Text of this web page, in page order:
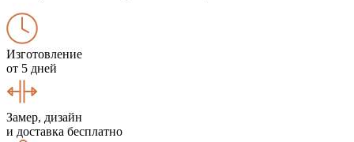
Изготовление
от 5 дней
Замер, дизайн
и доставка бесплатно